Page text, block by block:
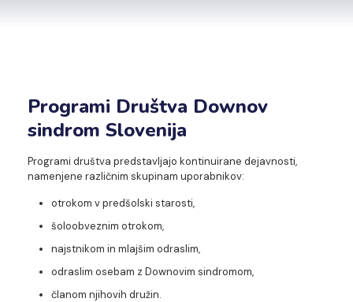
Programi Društva Downov
sindrom Slovenija
Programi društva predstavljajo kontinuirane dejavnosti,
namenjene različnim skupinam uporabnikov:
otrokom v predšolski starosti,
šoloobveznim otrokom,
najstnikom in mlajšim odraslim,
odraslim osebam z Downovim sindromom,
članom njihovih družin.